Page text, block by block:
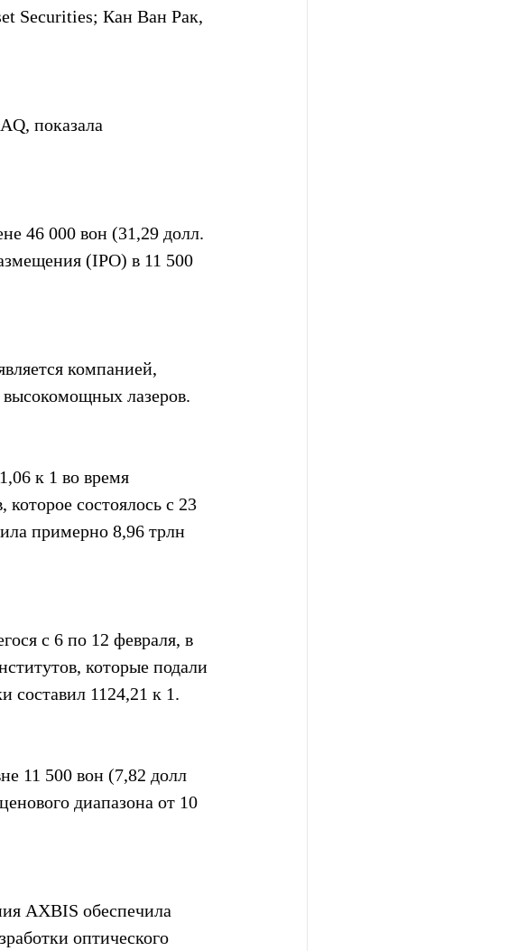
Securities; Кан Ван Рак,
показала
46 000 вон (31,29 долл.
(IPO) в 11 500
компанией,
лазеров.
к 1 во время
состоялось с 23
примерно 8,96 трлн
с 6 по 12 февраля, в
которые подали
составил 1124,21 к 1.
11 500 вон (7,82 долл
диапазона от 10
AXBIS обеспечила
оптического